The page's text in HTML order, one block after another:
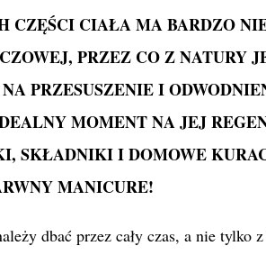
CZĘŚCI CIAŁA MA BARDZO
PRZEZ CO Z NATURY
PRZESUSZENIE I
MOMENT NA JEJ
SKŁADNIKI I DOMOWE
MANICURE!
dbać przez cały czas, a nie tylko